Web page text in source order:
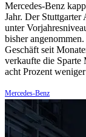
Mercedes-Benz
Jahr. Der Stuttgarter
unter
bisher
Geschäft seit
verkaufte die
acht Prozent
Mercedes-Benz